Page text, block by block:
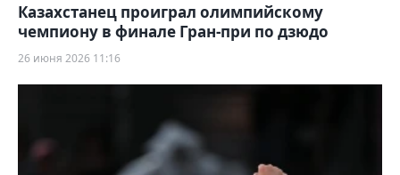
Казахстанец проиграл олимпийскому
чемпиону в финале Гран-при по дзюдо
26 июня 2026 11:16